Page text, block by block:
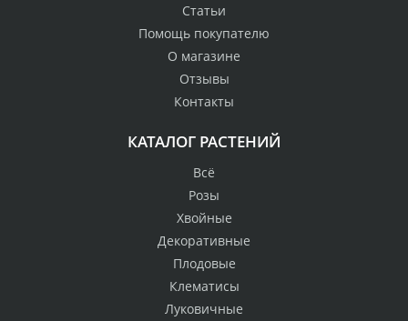
Статьи
Помощь покупателю
О магазине
Отзывы
Контакты
КАТАЛОГ РАСТЕНИЙ
Всё
Розы
Хвойные
Декоративные
Плодовые
Клематисы
Луковичные